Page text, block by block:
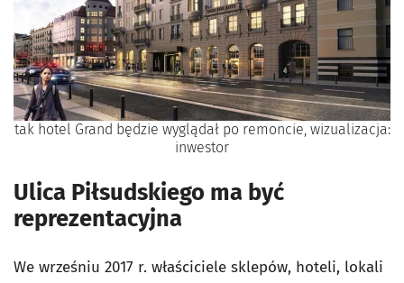
tak hotel Grand będzie wyglądał po remoncie, wizualizacja:
inwestor
Ulica Piłsudskiego ma być
reprezentacyjna
We wrześniu 2017 r. właściciele sklepów, hoteli, lokali